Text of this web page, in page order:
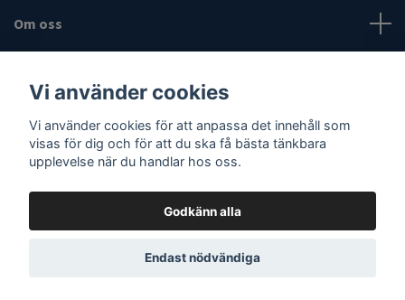
Om oss
Sociala medier
© 2026 Vassaknivar
Vi använder cookies
Vi använder cookies för att anpassa det innehåll som
visas för dig och för att du ska få bästa tänkbara
upplevelse när du handlar hos oss.
Godkänn alla
Endast nödvändiga